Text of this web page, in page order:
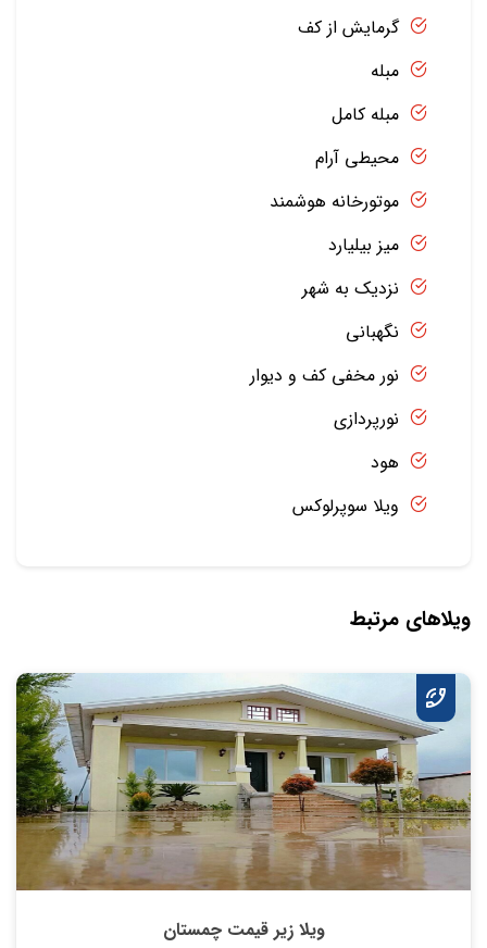
گرمایش از کف
مبله
مبله کامل
محیطی آرام
موتورخانه هوشمند
میز بیلیارد
نزدیک به شهر
نگهبانی
نور مخفی کف و دیوار
نورپردازی
هود
ویلا سوپرلوکس
ویلاهای مرتبط
ویلا زیر قیمت چمستان